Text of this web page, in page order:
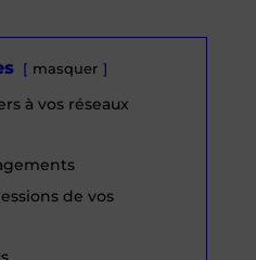
masquer
à vos réseaux
de vos